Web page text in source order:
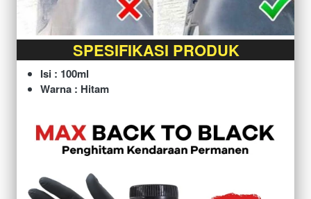
SPESIFIKASI PRODUK
Isi : 100ml
Warna : Hitam